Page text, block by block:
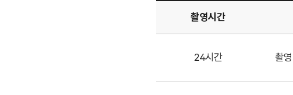
(영상정보의
보관기간,
촬영시간
24시간 촬